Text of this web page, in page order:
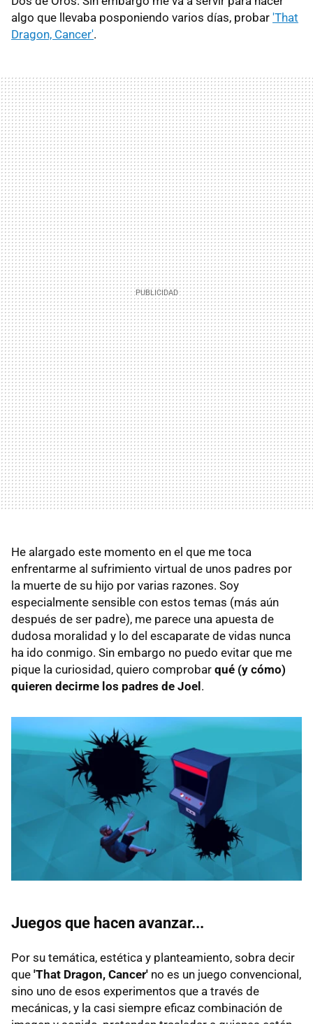
algo que llevaba posponiendo varios días, probar 'That
Dragon, Cancer'.
He alargado este momento en el que me toca
enfrentarme al sufrimiento virtual de unos padres por
la muerte de su hijo por varias razones. Soy
especialmente sensible con estos temas (más aún
después de ser padre), me parece una apuesta de
dudosa moralidad y lo del escaparate de vidas nunca
ha ido conmigo. Sin embargo no puedo evitar que me
pique la curiosidad, quiero comprobar qué (y cómo)
quieren decirme los padres de Joel.
Juegos que hacen avanzar...
Por su temática, estética y planteamiento, sobra decir
que 'That Dragon, Cancer' no es un juego convencional,
sino uno de esos experimentos que a través de
mecánicas, y la casi siempre eficaz combinación de